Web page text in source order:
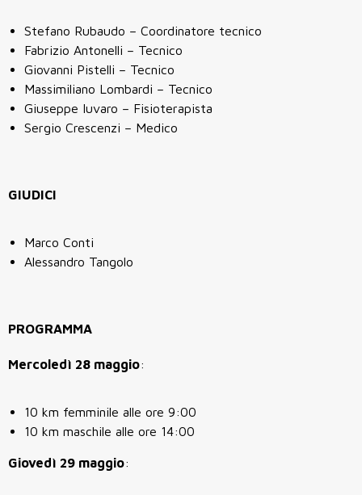
Stefano Rubaudo – Coordinatore tecnico
Fabrizio Antonelli – Tecnico
Giovanni Pistelli – Tecnico
Massimiliano Lombardi – Tecnico
Giuseppe Iuvaro – Fisioterapista
Sergio Crescenzi – Medico
GIUDICI
Marco Conti
Alessandro Tangolo
PROGRAMMA
Mercoledì 28 maggio:
10 km femminile alle ore 9:00
10 km maschile alle ore 14:00
Giovedì 29 maggio: